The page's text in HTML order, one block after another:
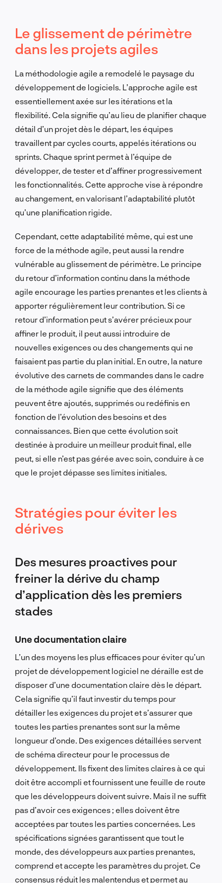
Le glissement de périmètre
dans les projets agiles
La méthodologie agile a remodelé le paysage du
développement de logiciels. L’approche agile est
essentiellement axée sur les itérations et la
flexibilité. Cela signifie qu’au lieu de planifier chaque
détail d’un projet dès le départ, les équipes
travaillent par cycles courts, appelés itérations ou
sprints. Chaque sprint permet à l’équipe de
développer, de tester et d’affiner progressivement
les fonctionnalités. Cette approche vise à répondre
au changement, en valorisant l’adaptabilité plutôt
qu’une planification rigide.
Cependant, cette adaptabilité même, qui est une
force de la méthode agile, peut aussi la rendre
vulnérable au glissement de périmètre. Le principe
du retour d’information continu dans la méthode
agile encourage les parties prenantes et les clients à
apporter régulièrement leur contribution. Si ce
retour d’information peut s’avérer précieux pour
affiner le produit, il peut aussi introduire de
nouvelles exigences ou des changements qui ne
faisaient pas partie du plan initial. En outre, la nature
évolutive des carnets de commandes dans le cadre
de la méthode agile signifie que des éléments
peuvent être ajoutés, supprimés ou redéfinis en
fonction de l’évolution des besoins et des
connaissances. Bien que cette évolution soit
destinée à produire un meilleur produit final, elle
peut, si elle n’est pas gérée avec soin, conduire à ce
que le projet dépasse ses limites initiales.
Stratégies pour éviter les
dérives
Des mesures proactives pour
freiner la dérive du champ
d’application dès les premiers
stades
Une documentation claire
L’un des moyens les plus efficaces pour éviter qu’un
projet de développement logiciel ne déraille est de
disposer d’une documentation claire dès le départ.
Cela signifie qu’il faut investir du temps pour
détailler les exigences du projet et s’assurer que
toutes les parties prenantes sont sur la même
longueur d’onde. Des exigences détaillées servent
de schéma directeur pour le processus de
développement. Ils fixent des limites claires à ce qui
doit être accompli et fournissent une feuille de route
que les développeurs doivent suivre. Mais il ne suffit
pas d’avoir ces exigences ; elles doivent être
acceptées par toutes les parties concernées. Les
spécifications signées garantissent que tout le
monde, des développeurs aux parties prenantes,
comprend et accepte les paramètres du projet. Ce
consensus réduit les malentendus et permet au